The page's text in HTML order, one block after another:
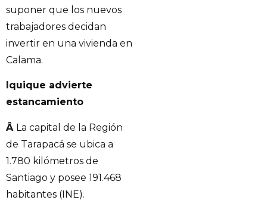
suponer que los nuevos
trabajadores decidan
invertir en una vivienda en
Calama.
Iquique advierte
estancamiento
Â La capital de la Región
de Tarapacá se ubica a
1.780 kilómetros de
Santiago y posee 191.468
habitantes (INE).